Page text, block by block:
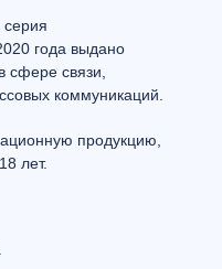
года выдано
сфере связи,
коммуникаций.
продукцию,
лет.